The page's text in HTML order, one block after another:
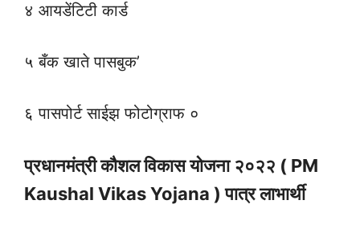
४ आयडेंटिटी कार्ड
५ बँक खाते पासबुक’
६ पासपोर्ट साईझ फोटोग्राफ ०
प्रधानमंत्री कौशल विकास योजना २०२२ ( PM
Kaushal Vikas Yojana ) पात्र लाभार्थी